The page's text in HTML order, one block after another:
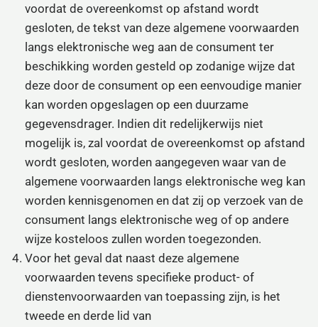
voordat de overeenkomst op afstand wordt
gesloten, de tekst van deze algemene voorwaarden
langs elektronische weg aan de consument ter
beschikking worden gesteld op zodanige wijze dat
deze door de consument op een eenvoudige manier
kan worden opgeslagen op een duurzame
gegevensdrager. Indien dit redelijkerwijs niet
mogelijk is, zal voordat de overeenkomst op afstand
wordt gesloten, worden aangegeven waar van de
algemene voorwaarden langs elektronische weg kan
worden kennisgenomen en dat zij op verzoek van de
consument langs elektronische weg of op andere
wijze kosteloos zullen worden toegezonden.
Voor het geval dat naast deze algemene
voorwaarden tevens specifieke product- of
dienstenvoorwaarden van toepassing zijn, is het
tweede en derde lid van